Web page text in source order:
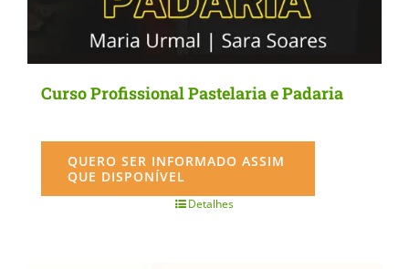
Curso Profissional Pastelaria e Padaria
QUERO SER INFORMADO ASSIM
QUE DISPONÍVEL
Detalhes